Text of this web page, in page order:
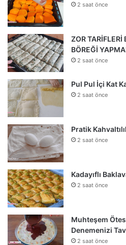
2 saat önce
ZOR TARİFLERİ
BÖREĞİ
2 saat önce
Pul Pul İçi Kat
2 saat önce
Pratik
2 saat önce
Kadayıflı
2 saat önce
Muhteşem
Denemenizi
2 saat önce